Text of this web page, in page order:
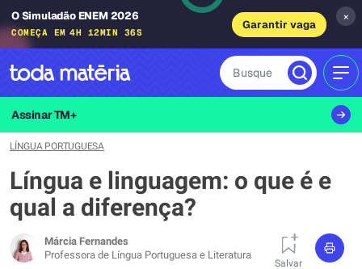
O Simuladão ENEM 2026
COMEÇA EM 4H 12MIN 36S
Garantir vaga
×
Busque
Assinar TM+
LÍNGUA PORTUGUESA
Língua e linguagem: o que é e
qual a diferença?
Márcia Fernandes
Professora de Língua Portuguesa e Literatura
Salvar